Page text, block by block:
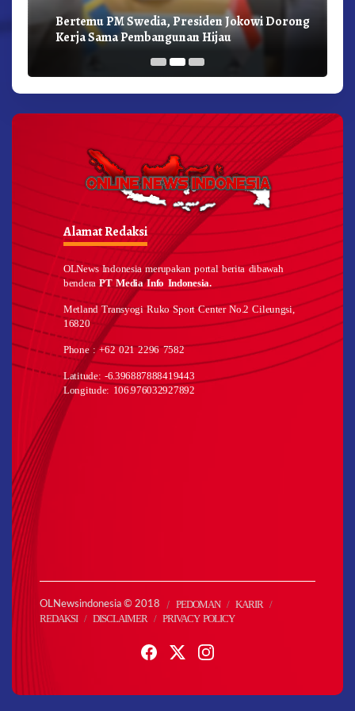
Bertemu PM Swedia, Presiden Jokowi Dorong
Kerja Sama Pembangunan Hijau
Alamat Redaksi
OLNews Indonesia merupakan portal berita dibawah
benderaPT Media Info Indonesia.
Metland Transyogi Ruko Sport Center No.2 Cileungsi,
16820
Phone : +62 021 2296 7582
Latitude: -6.396887888419443
Longitude: 106.976032927892
OLNewsindonesia © 2018 PEDOMAN
KARIR
REDAKSI
DISCLAIMER PRIVACY POLICY